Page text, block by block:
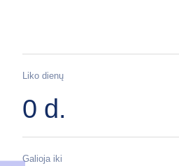
Liko dienų
0 d.
Galioja iki